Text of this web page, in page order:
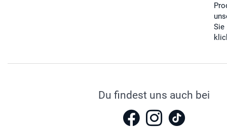
Sie
Du findest uns auch bei